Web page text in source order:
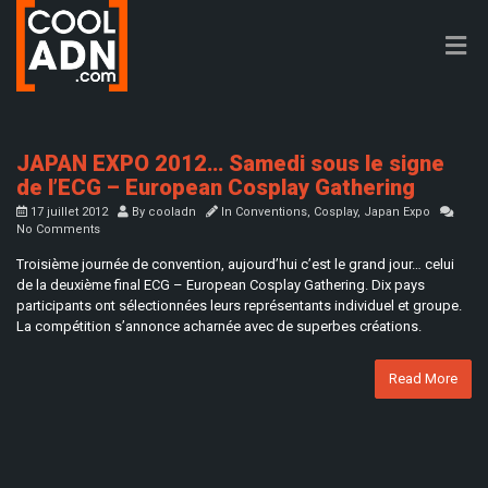
JAPAN EXPO 2012… Samedi sous le signe
de l’ECG – European Cosplay Gathering
17 juillet 2012 By cooladn In Conventions, Cosplay, Japan Expo
No Comments
Troisième journée de convention, aujourd’hui c’est le grand jour… celui
de la deuxième final ECG – European Cosplay Gathering. Dix pays
participants ont sélectionnées leurs représentants individuel et groupe.
La compétition s’annonce acharnée avec de superbes créations.
Read More